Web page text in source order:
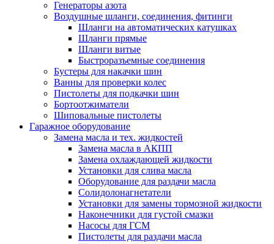
Генераторы азота
Воздушные шланги, соединения, фитинги
Шланги на автоматических катушках
Шланги прямые
Шланги витые
Быстроразъемные соединения
Бустеры для накачки шин
Ванны для проверки колес
Пистолеты для подкачки шин
Бортоотжиматели
Шиповальные пистолеты
Гаражное оборудование
Замена масла и тех. жидкостей
Замена масла в АКПП
Замена охлаждающей жидкости
Установки для слива масла
Оборудование для раздачи масла
Солидолонагнетатели
Установки для замены тормозной жидкости
Наконечники для густой смазки
Насосы для ГСМ
Пистолеты для раздачи масла